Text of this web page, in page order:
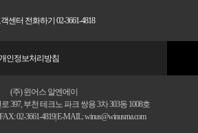
센터 전화하기 02-3661-4818
인정보처리방침
(주) 윈어스 알엔에이
397, 부천 테크노 파크 쌍용 3차 303동 1008호
02-3661-4819| E-MAIL: winus@winusrna.com